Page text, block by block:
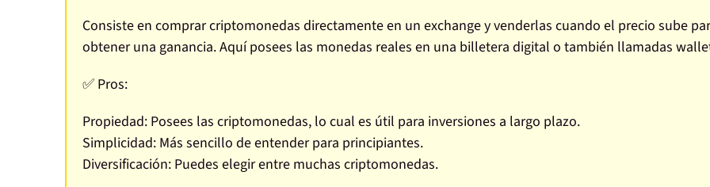
Consiste en comprar criptomonedas directamente en un exchange y venderlas cuando el precio sube
obtener una ganancia. Aquí posees las monedas reales en una billetera digital o también llamadas
✅ Pros:
Propiedad: Posees las criptomonedas, lo cual es útil para inversiones a largo plazo.
Simplicidad: Más sencillo de entender para principiantes.
Diversificación: Puedes elegir entre muchas criptomonedas.